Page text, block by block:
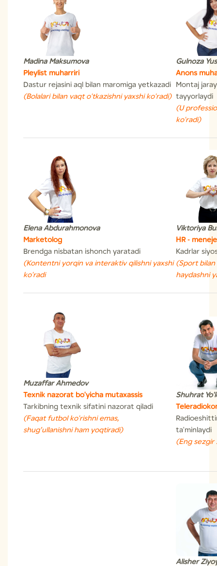
Madina Maksumova
Pleylist muharriri
Dastur rejasini aql bilan maromiga yetkazadi
(Bolalari bilan vaqt o'tkazishni yaxshi ko'radi)
Gulnoza
Anons
Montaj
tayyorlaydi
(U
ko'radi)
ElenaAbdurahmonova
Marketolog
Brendga nisbatan ishonch yaratadi
(Kontentni yorqin va interaktiv qilishni yaxshi
ko'radi
Viktoriya
HR -
Kadrlar
(Sport bilan
haydashni
Muzaffar Ahmedov
Texnik nazorat bo'yicha mutaxassis
Tarkibning texnik sifatini nazorat qiladi
(Faqat futbol ko'rishni emas,
shug’ullanishni ham yoqtiradi)
Shuhrat
ta'minlaydi
(Eng sezgir
Alisher